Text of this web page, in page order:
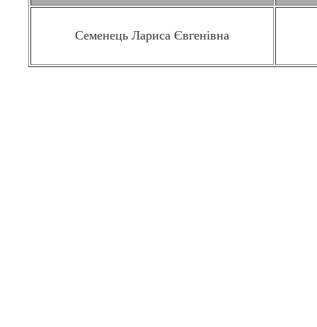
Семенець Лариса Євгенівна